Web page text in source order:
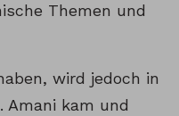
Themen und
wird jedoch in
Amani kam und